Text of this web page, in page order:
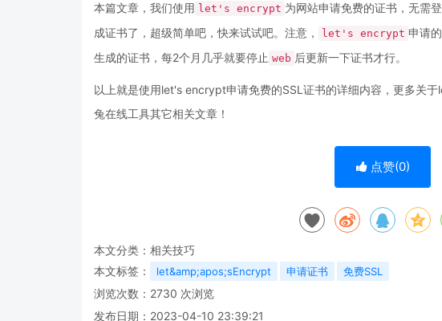
本篇文章，我们使用 let's encrypt 为网站申请免费的证书，无需
成证书了，超级简单吧，快来试试吧。注意，
let's encrypt 申请
生成的证书，每2个月几乎就要停止 web 后更新一下证书才行。
以上就是使用let's encrypt申请免费的SSL证书的详细内容，更多关
兔在线工具其它相关文章！
点赞(0)
本文分类： 相关技巧
本文标签：
let&amp;apos;sEncrypt 申请证书 免费SSL
浏览次数： 2730 次浏览
发布日期：2023-04-10 23:39:21